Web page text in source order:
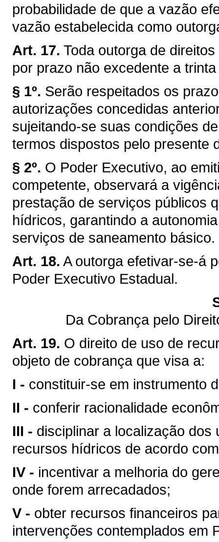
probabilidade de que a vazão
vazão estabelecida como
Art. 17. Toda outorga de
por prazo não excedente a
§ 1º. Serão respeitados os
autorizações concedidas
sujeitando-se suas condições
termos dispostos pelo presente
§ 2º. O Poder Executivo, ao
competente, observará a
prestação de serviços públicos
hídricos, garantindo a
serviços de saneamento básico.
Art. 18. A outorga efetivar-se-á
Poder Executivo Estadual.
Da Cobrança pelo
Art. 19. O direito de uso de
objeto de cobrança que visa a:
I - constituir-se em instrumento
II - conferir racionalidade
III - disciplinar a localização
recursos hídricos de acordo
IV - incentivar a melhoria do
onde forem arrecadados;
V - obter recursos financeiros
intervenções contemplados em